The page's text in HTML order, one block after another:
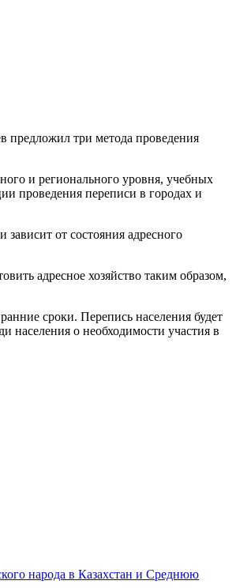
предложил три метода проведения
и регионального уровня, учебных
проведения переписи в городах и
от состояния адресного
адресное хозяйство таким образом,
сроки. Перепись населения будет
населения о необходимости участия в
народа в Казахстан и Среднюю